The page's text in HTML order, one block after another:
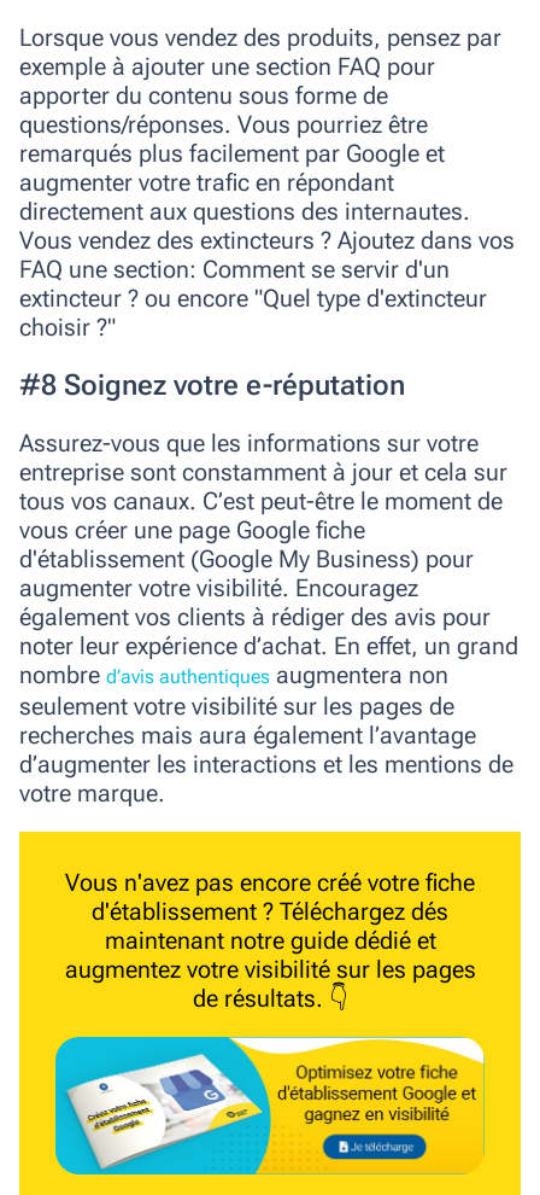
Lorsque vous vendez des produits, pensez par
exemple à ajouter une section FAQ pour
apporter du contenu sous forme de
questions/réponses. Vous pourriez être
remarqués plus facilement par Google et
augmenter votre trafic en répondant
directement aux questions des internautes.
Vous vendez des extincteurs ? Ajoutez dans vos
FAQ une section: Comment se servir d'un
extincteur ? ou encore "Quel type d'extincteur
choisir ?"
#8 Soignez votre e-réputation
Assurez-vous que les informations sur votre
entreprise sont constamment à jour et cela sur
tous vos canaux. C’est peut-être le moment de
vous créer une page Google fiche
d'établissement (Google My Business) pour
augmenter votre visibilité. Encouragez
également vos clients à rédiger des avis pour
noter leur expérience d’achat. En effet, un grand
nombre d’avis authentiques augmentera non
seulement votre visibilité sur les pages de
recherches mais aura également l’avantage
d’augmenter les interactions et les mentions de
votre marque.
Vous n'avez pas encore créé votre fiche
d'établissement ? Téléchargez dés
maintenant notre guide dédié et
augmentez votre visibilité sur les pages
de résultats. 👇